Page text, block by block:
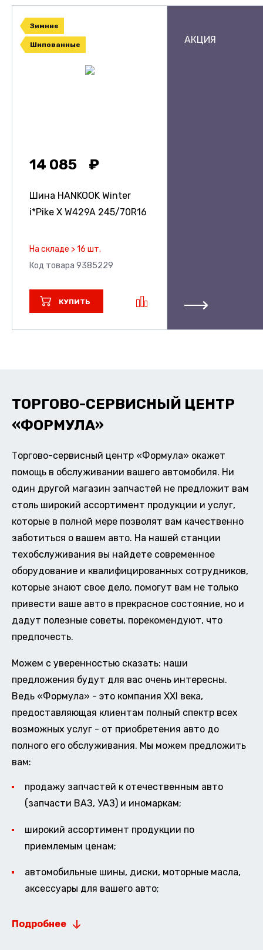
Зимние
Шипованные
14 085
Шина HANKOOK Winter
i*Pike X W429A 245/70R16
На складе > 16 шт.
Код товара 9385229
КУПИТЬ
АКЦИЯ
ТОРГОВО-СЕРВИСНЫЙ ЦЕНТР
«ФОРМУЛА»
Торгово-сервисный центр «Формула» окажет
помощь в обслуживании вашего автомобиля. Ни
один другой магазин запчастей не предложит вам
столь широкий ассортимент продукции и услуг,
которые в полной мере позволят вам качественно
заботиться о вашем авто. На нашей станции
техобслуживания вы найдете современное
оборудование и квалифицированных сотрудников,
которые знают свое дело, помогут вам не только
привести ваше авто в прекрасное состояние, но и
дадут полезные советы, порекомендуют, что
предпочесть.
Можем с уверенностью сказать: наши
предложения будут для вас очень интересны.
Ведь «Формула» - это компания XXI века,
предоставляющая клиентам полный спектр всех
возможных услуг - от приобретения авто до
полного его обслуживания. Мы можем предложить
вам:
продажу запчастей к отечественным авто
(запчасти ВАЗ, УАЗ) и иномаркам;
широкий ассортимент продукции по
приемлемым ценам;
автомобильные шины, диски, моторные масла,
аксессуары для вашего авто;
Подробнее